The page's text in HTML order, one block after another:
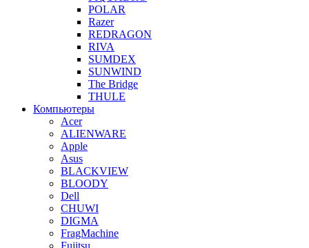
POLAR
Razer
REDRAGON
RIVA
SUMDEX
SUNWIND
The Bridge
THULE
Компьютеры
Acer
ALIENWARE
Apple
Asus
BLACKVIEW
BLOODY
Dell
CHUWI
DIGMA
FragMachine